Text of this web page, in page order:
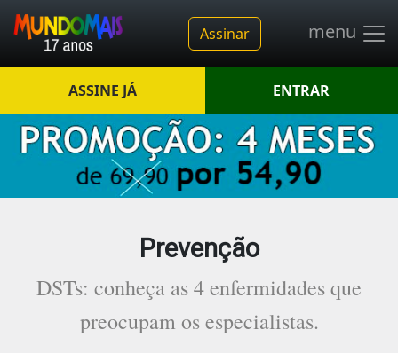
Assinar menu
ASSINE JÁ ENTRAR
Prevenção
DSTs: conheça as 4 enfermidades que
preocupam os especialistas.